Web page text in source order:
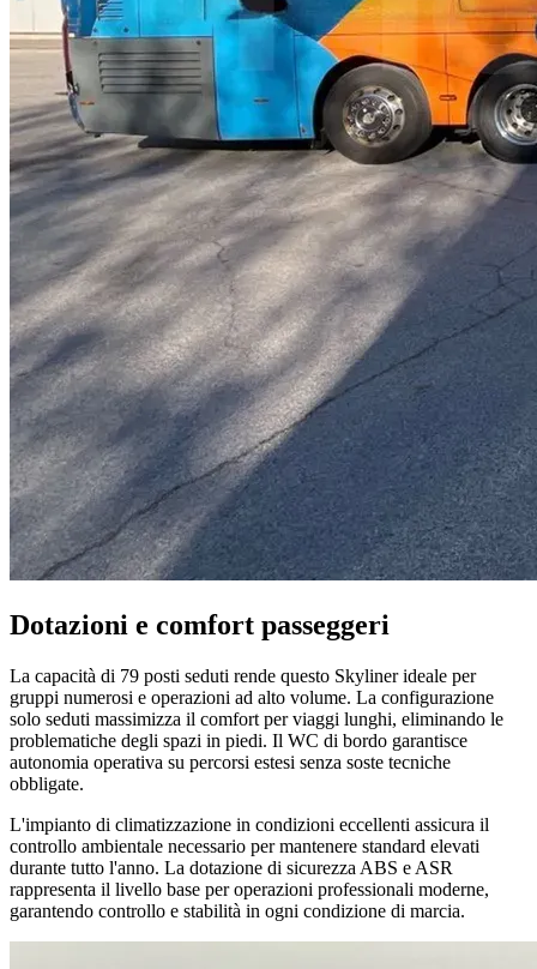
Dotazioni e comfort passeggeri
La capacità di 79 posti seduti rende questo Skyliner ideale per
gruppi numerosi e operazioni ad alto volume. La configurazione
solo seduti massimizza il comfort per viaggi lunghi, eliminando le
problematiche degli spazi in piedi. Il WC di bordo garantisce
autonomia operativa su percorsi estesi senza soste tecniche
obbligate.
L'impianto di climatizzazione in condizioni eccellenti assicura il
controllo ambientale necessario per mantenere standard elevati
durante tutto l'anno. La dotazione di sicurezza ABS e ASR
rappresenta il livello base per operazioni professionali moderne,
garantendo controllo e stabilità in ogni condizione di marcia.